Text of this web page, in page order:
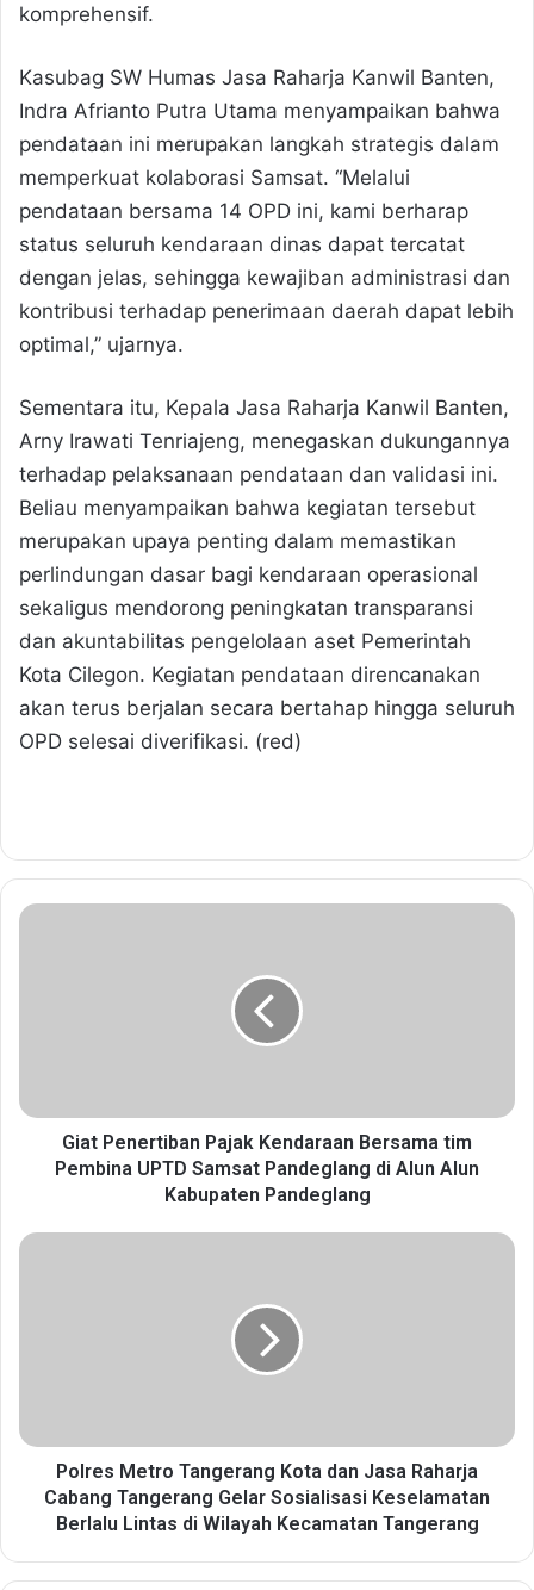
komprehensif.
Kasubag SW Humas Jasa Raharja Kanwil Banten,
Indra Afrianto Putra Utama menyampaikan bahwa
pendataan ini merupakan langkah strategis dalam
memperkuat kolaborasi Samsat. “Melalui
pendataan bersama 14 OPD ini, kami berharap
status seluruh kendaraan dinas dapat tercatat
dengan jelas, sehingga kewajiban administrasi dan
kontribusi terhadap penerimaan daerah dapat lebih
optimal,” ujarnya.
Sementara itu, Kepala Jasa Raharja Kanwil Banten,
Arny Irawati Tenriajeng, menegaskan dukungannya
terhadap pelaksanaan pendataan dan validasi ini.
Beliau menyampaikan bahwa kegiatan tersebut
merupakan upaya penting dalam memastikan
perlindungan dasar bagi kendaraan operasional
sekaligus mendorong peningkatan transparansi
dan akuntabilitas pengelolaan aset Pemerintah
Kota Cilegon. Kegiatan pendataan direncanakan
akan terus berjalan secara bertahap hingga seluruh
OPD selesai diverifikasi. (red)
G
r
n
n
a
Giat Penertiban Pajak Kendaraan Bersama tim
Pembina UPTD Samsat Pandeglang di Alun Alun
Kabupaten Pandeglang
P
t
n
Polres Metro Tangerang Kota dan Jasa Raharja
Cabang Tangerang Gelar Sosialisasi Keselamatan
Berlalu Lintas di Wilayah Kecamatan Tangerang